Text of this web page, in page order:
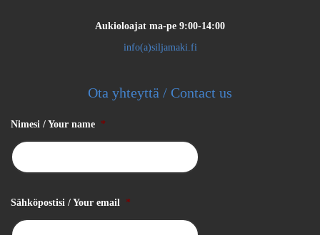
Aukioloajat ma-pe 9:00-14:00
info(a)siljamaki.fi
Ota yhteyttä / Contact us
Nimesi / Your name *
Sähköpostisi / Your email *